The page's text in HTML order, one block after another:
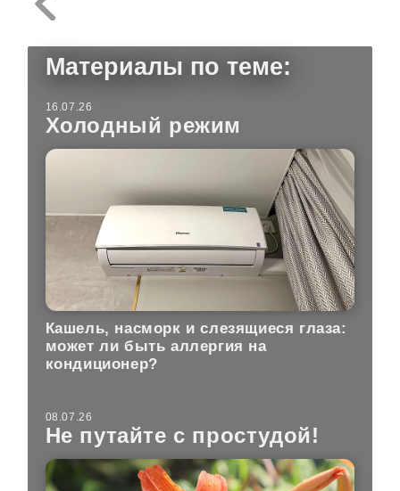
Материалы по теме:
16.07.26
Холодный режим
Кашель, насморк и слезящиеся глаза:
может ли быть аллергия на
кондиционер?
08.07.26
Не путайте с простудой!